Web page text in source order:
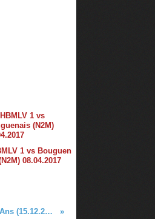
1 vs Bouguen
08.04.2017
Challenge 77 - 10 Ans (15.12.2015)